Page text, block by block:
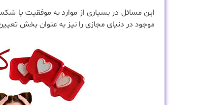
این مسائل در بسیاری از موارد به موفقیت یا
موجود در دنیای مجازی را نیز به عنوان بخش